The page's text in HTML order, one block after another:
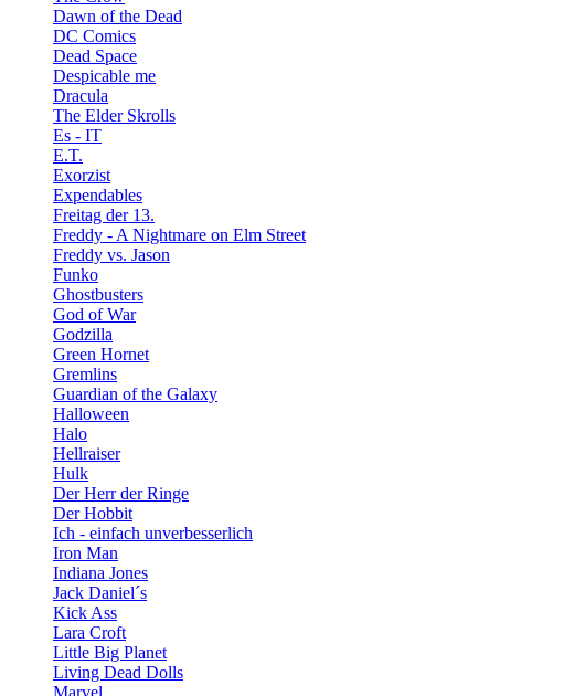
Dawn of the Dead
DC Comics
Dead Space
Despicable me
Dracula
The Elder Skrolls
Es - IT
E.T.
Exorzist
Expendables
Freitag der 13.
Freddy - A Nightmare on Elm Street
Freddy vs. Jason
Funko
Ghostbusters
God of War
Godzilla
Green Hornet
Gremlins
Guardian of the Galaxy
Halloween
Halo
Hellraiser
Hulk
Der Herr der Ringe
Der Hobbit
Ich - einfach unverbesserlich
Iron Man
Indiana Jones
Jack Daniel´s
Kick Ass
Lara Croft
Little Big Planet
Living Dead Dolls
Marvel